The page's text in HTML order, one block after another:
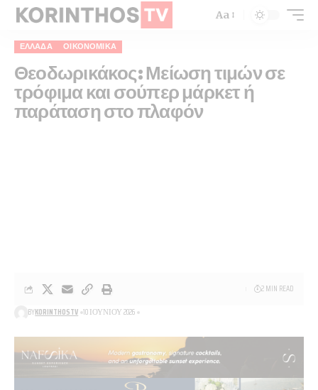
Aa
ΕΛΛΆΔΑ ΟΙΚΟΝΟΜΙΚΆ
Θεοδωρικάκος: Μείωση τιμών σε
τρόφιμα και σούπερ μάρκετ ή
παράταση στο πλαφόν
BYKORINTHOSTV 10 ΙΟΥΝΊΟΥ 2026
2 MIN READ